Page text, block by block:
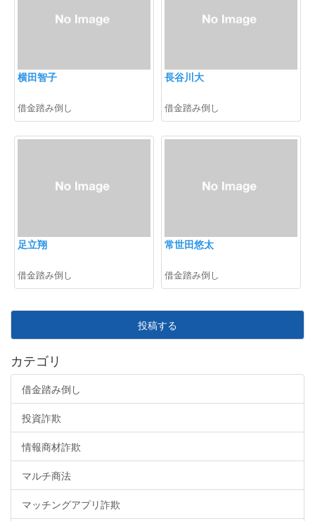
横田智子
借金踏み倒し
長谷川大
借金踏み倒し
足立翔
借金踏み倒し
常世田悠太
借金踏み倒し
投稿する
カテゴリ
借金踏み倒し
投資詐欺
情報商材詐欺
マルチ商法
マッチングアプリ詐欺